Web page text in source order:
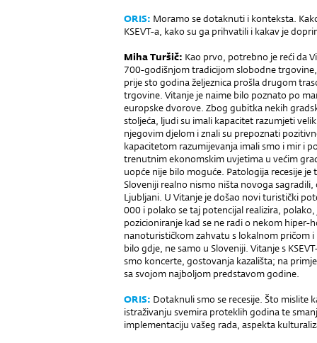
ORIS: Moramo se dotaknuti i konteksta.
KSEVT-a, kako su ga prihvatili i kakav je
Miha Turšič: Kao prvo, potrebno je reći da
700-godišnjom tradicijom slobodne
prije sto godina željeznica prošla drugom
trgovine. Vitanje je naime bilo poznato po
europske dvorove. Zbog gubitka nekih
stoljeća, ljudi su imali kapacitet razumjeti
njegovim djelom i znali su prepoznati
kapacitetom razumijevanja imali smo i mir i
trenutnim ekonomskim uvjetima u većim
uopće nije bilo moguće. Patologija recesije
Sloveniji realno nismo ništa novoga
Ljubljani. U Vitanje je došao novi turistički
000 i polako se taj potencijal realizira,
pozicioniranje kad se ne radi o nekom
nanoturističkom zahvatu s lokalnom pričom
bilo gdje, ne samo u Sloveniji. Vitanje s
smo koncerte, gostovanja kazališta; na
sa svojom najboljom predstavom godine.
ORIS: Dotaknuli smo se recesije. Što mislite
istraživanju svemira proteklih godina te
implementaciju vašeg rada, aspekta